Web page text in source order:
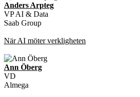
Anders Arpteg
VP AI & Data
Saab Group
När AI möter verkligheten
Ann Öberg
VD
Almega